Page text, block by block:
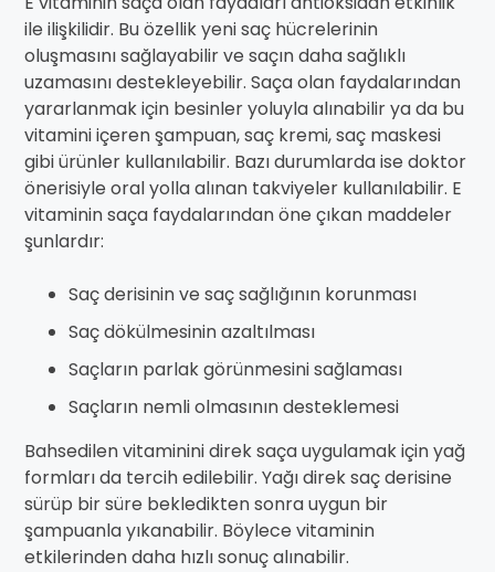
ile ilişkilidir. Bu özellik yeni saç hücrelerinin
oluşmasını sağlayabilir ve saçın daha sağlıklı
uzamasını destekleyebilir. Saça olan faydalarından
yararlanmak için besinler yoluyla alınabilir ya da bu
vitamini içeren şampuan, saç kremi, saç maskesi
gibi ürünler kullanılabilir. Bazı durumlarda ise doktor
önerisiyle oral yolla alınan takviyeler kullanılabilir. E
vitaminin saça faydalarından öne çıkan maddeler
şunlardır:
Saç derisinin ve saç sağlığının korunması
Saç dökülmesinin azaltılması
Saçların parlak görünmesini sağlaması
Saçların nemli olmasının desteklemesi
Bahsedilen vitaminini direk saça uygulamak için yağ
formları da tercih edilebilir. Yağı direk saç derisine
sürüp bir süre bekledikten sonra uygun bir
şampuanla yıkanabilir. Böylece vitaminin
etkilerinden daha hızlı sonuç alınabilir.